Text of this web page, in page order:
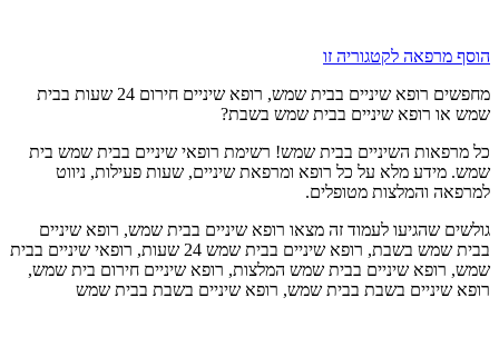
הוסף מרפאה לקטגוריה זו
מחפשים רופא שיניים בבית שמש, רופא שיניים חירום 24 שעות בבית
שמש או רופא שיניים בבית שמש בשבת?
כל מרפאות השיניים בבית שמש! רשימת רופאי שיניים בבית שמש בית
שמש. מידע מלא על כל רופא ומרפאת שיניים, שעות פעילות, ניווט
למרפאה והמלצות מטופלים.
גולשים שהגיעו לעמוד זה מצאו רופא שיניים בבית שמש, רופא שיניים
בבית שמש בשבת, רופא שיניים בבית שמש 24 שעות, רופאי שיניים בבית
שמש, רופא שיניים בבית שמש המלצות, רופא שיניים חירום בית שמש,
רופא שיניים בשבת בבית שמש, רופא שיניים בשבת בבית שמש